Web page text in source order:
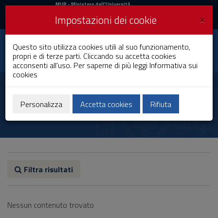
Vai
al
navigazione
sito
Footer
MIUR
Accedi
MUR- Ministero dell'Università
Accedi UniCA News
Toggle
navigation
Università degli
Studi di Cagliari
Annarosa Carta
Filtra risultati
Nessun contenuto trovato
×
Impostazioni dei cookie
Questo sito utilizza cookies utili al suo funzionamento,
propri e di terze parti. Cliccando su accetta cookies
acconsenti all'uso. Per saperne di più leggi Informativa sui
cookies
Personalizza Accetta cookies Rifiuta